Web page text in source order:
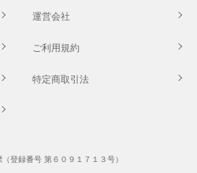
運営会社
ご利用規約
特定商取引法